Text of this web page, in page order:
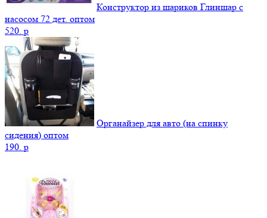
Конструктор из шариков Глиншар с
насосом 72 дет. оптом
520. p
Органайзер для авто (на спинку
сидения) оптом
190. p